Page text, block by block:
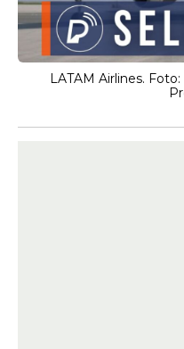
LATAM Airlines.